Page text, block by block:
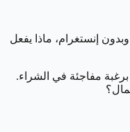
إنستغرام، ماذا يفعل
برغبة مفاجئة في الشراء.